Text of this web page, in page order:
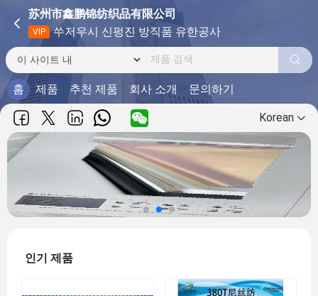
苏州市鑫鹏锦纺织品有限公司
VIP 쑤저우시 신펑진 방직품 유한공사
홈 제품 추천 제품 회사 소개 문의하기
Korean
인기 제품